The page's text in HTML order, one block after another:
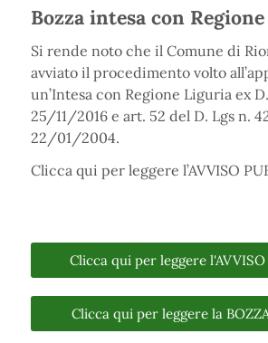
Bozza intesa con
Si rende noto che il Comune di
avviato il procedimento volto
un’Intesa con Regione Liguria ex
25/11/2016 e art. 52 del D. Lgs n.
22/01/2004.
Clicca qui per leggere l’AVVISO
Clicca qui per leggere l'AVVISO
Clicca qui per leggere la